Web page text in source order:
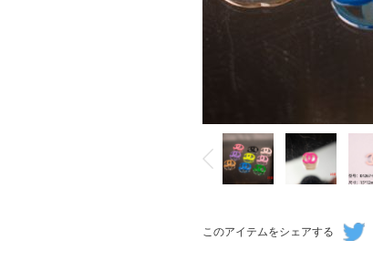
このアイテムをシェアする